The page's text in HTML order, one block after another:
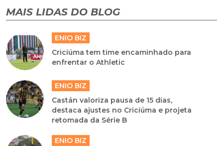
MAIS LIDAS DO BLOG
ENIO BIZ
Criciúma tem time encaminhado para
enfrentar o Athletic
ENIO BIZ
Castán valoriza pausa de 15 dias,
destaca ajustes no Criciúma e projeta
retomada da Série B
ENIO BIZ